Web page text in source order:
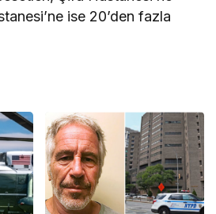
ise 20’den fazla